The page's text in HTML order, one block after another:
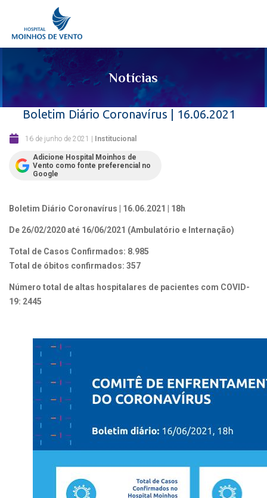
Notícias
Boletim Diário Coronavírus | 16.06.2021
16 de junho de 2021 | Institucional
Adicione Hospital Moinhos de
Vento como fonte preferencial no
Google
Boletim Diário Coronavírus | 16.06.2021 | 18h
De 26/02/2020 até 16/06/2021 (Ambulatório e Internação)
Total de Casos Confirmados: 8.985
Total de óbitos confirmados: 357
Número total de altas hospitalares de pacientes com COVID-
19: 2445